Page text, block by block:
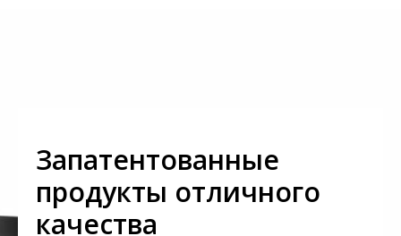
Запатентованные
продукты отличного
качества